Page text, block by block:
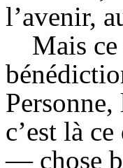
l’avenir,
Mais
c’est là
— chose